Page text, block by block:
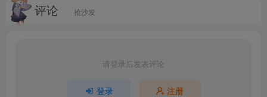
评论 抢沙发
请登录后发表评论
登录 注册